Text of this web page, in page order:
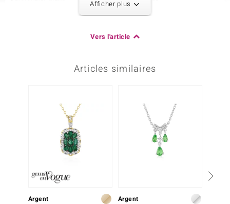
1 à 2x1 mm
Fantaisie
Diamant SI1 (H) 16 à 1 mm
Taille de la pierre
Taille brillant rond
Afficher plus
Vers l'article
Articles similaires
Argent Argent